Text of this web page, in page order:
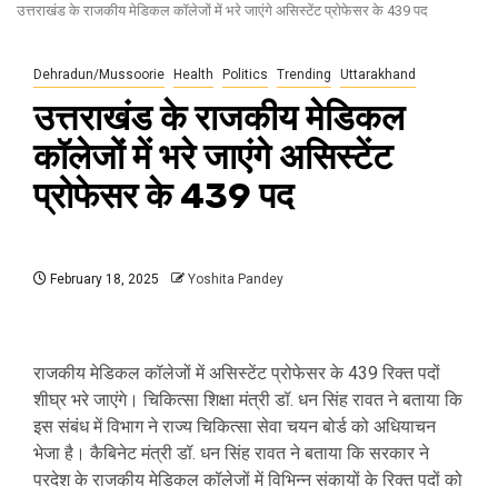
उत्तराखंड के राजकीय मेडिकल कॉलेजों में भरे जाएंगे असिस्टेंट प्रोफेसर के 439 पद
Dehradun/Mussoorie Health Politics Trending Uttarakhand
उत्तराखंड के राजकीय मेडिकल
कॉलेजों में भरे जाएंगे असिस्टेंट
प्रोफेसर के 439 पद
February 18, 2025 Yoshita Pandey
राजकीय मेडिकल कॉलेजों में असिस्टेंट प्रोफेसर के 439 रिक्त पदों
शीघ्र भरे जाएंगे। चिकित्सा शिक्षा मंत्री डॉ. धन सिंह रावत ने बताया कि
इस संबंध में विभाग ने राज्य चिकित्सा सेवा चयन बोर्ड को अधियाचन
भेजा है। कैबिनेट मंत्री डॉ. धन सिंह रावत ने बताया कि सरकार ने
प्रदेश के राजकीय मेडिकल कॉलेजों में विभिन्न संकायों के रिक्त पदों को